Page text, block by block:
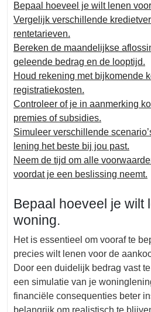
Bepaal hoeveel je wilt lenen
Vergelijk verschillende
rentetarieven.
Bereken de maandelijkse
geleende bedrag en de looptijd.
Houd rekening met bijkomende
registratiekosten.
Controleer of je in aanmerking
premies of subsidies.
Simuleer verschillende
lening het beste bij jou past.
Neem de tijd om alle
voordat je een beslissing neemt.
Bepaal hoeveel je wilt
woning.
Het is essentieel om vooraf te
precies wilt lenen voor de
Door een duidelijk bedrag vast
een simulatie van je
financiële consequenties beter
belangrijk om realistisch te